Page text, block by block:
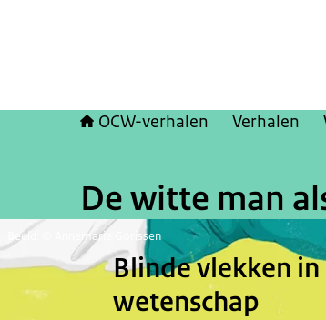
OCW-verhalen Verhalen
De witte man
Beeld: © Annemarie Gorissen
Blinde vlekken in
wetenschap